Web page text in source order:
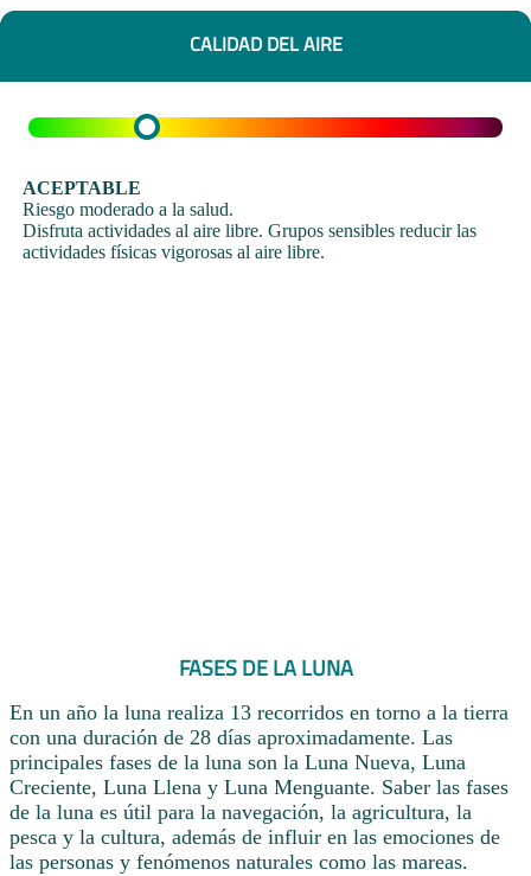
CALIDAD DEL AIRE
ACEPTABLE
Riesgo moderado a la salud.
Disfruta actividades al aire libre. Grupos sensibles reducir las
actividades físicas vigorosas al aire libre.
FASES DE LA LUNA
En un año la luna realiza 13 recorridos en torno a la tierra
con una duración de 28 días aproximadamente. Las
principales fases de la luna son la Luna Nueva, Luna
Creciente, Luna Llena y Luna Menguante. Saber las fases
de la luna es útil para la navegación, la agricultura, la
pesca y la cultura, además de influir en las emociones de
las personas y fenómenos naturales como las mareas.